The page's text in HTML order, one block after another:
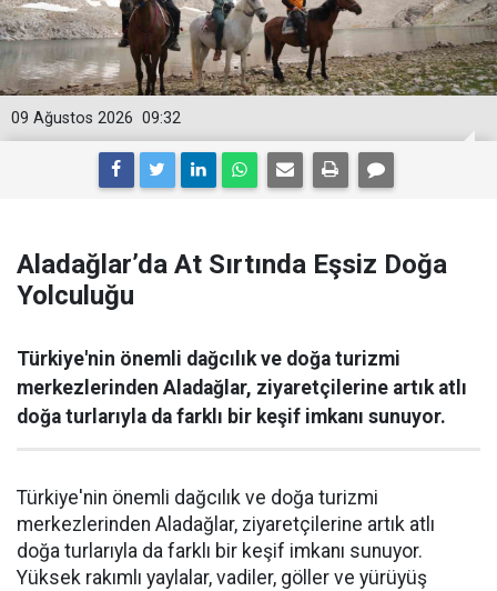
09:32
09 Ağustos 2026
Aladağlar’da At Sırtında Eşsiz Doğa
Yolculuğu
Türkiye'nin önemli dağcılık ve doğa turizmi
merkezlerinden Aladağlar, ziyaretçilerine artık atlı
doğa turlarıyla da farklı bir keşif imkanı sunuyor.
Türkiye'nin önemli dağcılık ve doğa turizmi
merkezlerinden Aladağlar, ziyaretçilerine artık atlı
doğa turlarıyla da farklı bir keşif imkanı sunuyor.
Yüksek rakımlı yaylalar, vadiler, göller ve yürüyüş